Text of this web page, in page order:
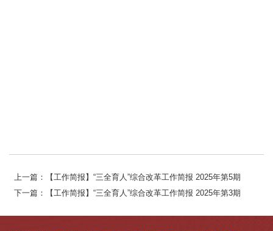
上一篇：【工作简报】“三全育人”综合改革工作简报 2025年第5期
下一篇：【工作简报】“三全育人”综合改革工作简报 2025年第3期